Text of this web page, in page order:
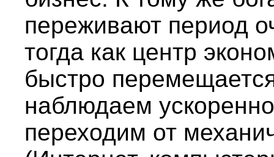
переживают период
тогда как центр
быстро
наблюдаем
переходим от